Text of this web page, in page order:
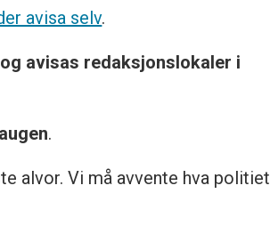
avisa selv.
avisas redaksjonslokaler i
.
alvor. Vi må avvente hva politiet